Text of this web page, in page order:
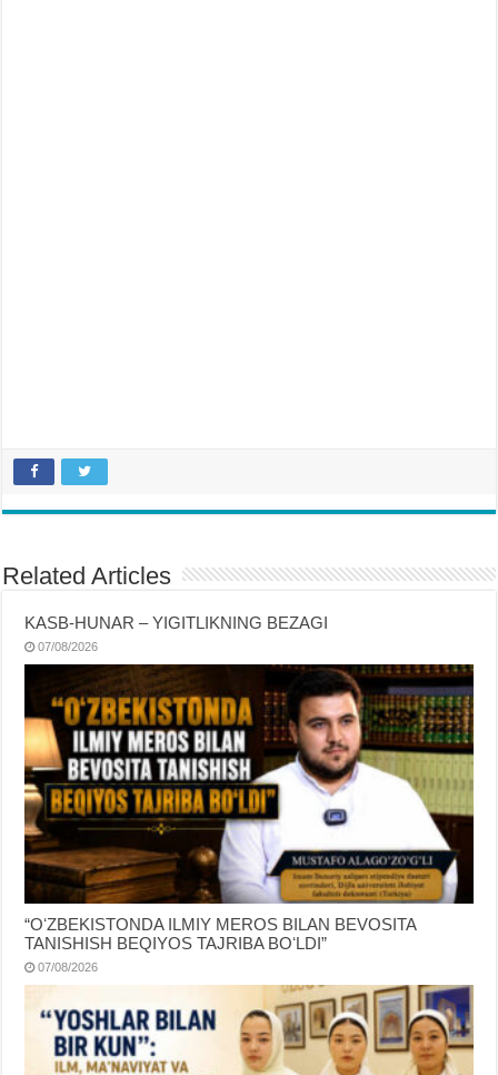
Related Articles
KASB-HUNAR – YIGITLIKNING BEZAGI
07/08/2026
“OʻZBEKISTONDA ILMIY MEROS BILAN BEVOSITA
TANISHISH BEQIYOS TAJRIBA BOʻLDI”
07/08/2026